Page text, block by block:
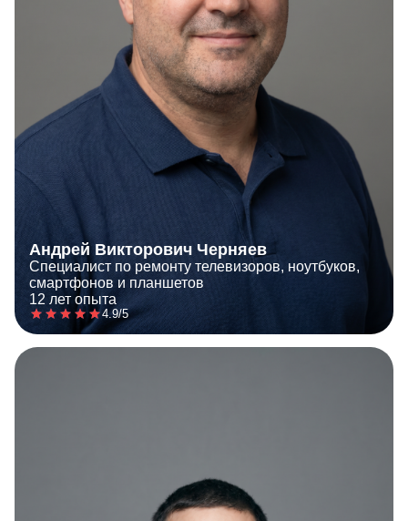
Андрей Викторович Черняев
Специалист по ремонту телевизоров, ноутбуков,
смартфонов и планшетов
12 лет опыта
4.9/5